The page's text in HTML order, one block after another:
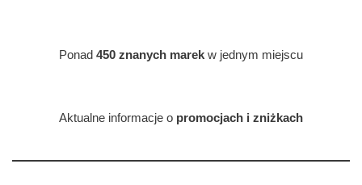
Ponad 450 znanych marek w jednym miejscu
Aktualne informacje o promocjach i zniżkach